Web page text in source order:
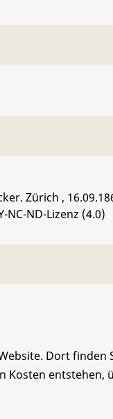
Zürich ,
NC-ND-Lizenz (4.0)
Dort finden
entstehen,